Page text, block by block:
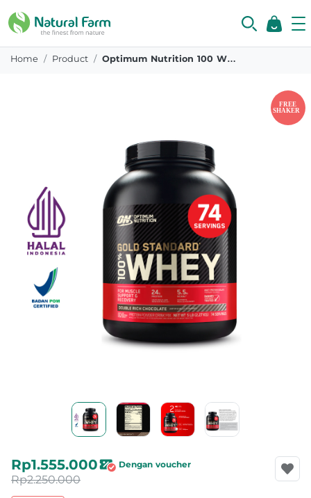
Home Product Optimum Nutrition 100 Whey Gold Standard 5lb Double Rich Chocolate Free Shaker
Rp1.555.000 Dengan voucher
Rp2.250.000